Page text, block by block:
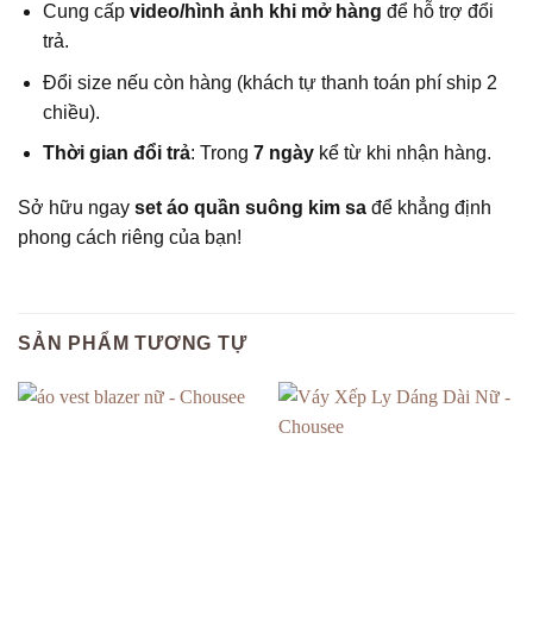
Cung cấp video/hình ảnh khi mở hàng để hỗ trợ đổi
trả.
Đổi size nếu còn hàng (khách tự thanh toán phí ship 2
chiều).
Thời gian đổi trả: Trong 7 ngàykể từ khi nhận hàng.
Sở hữu ngay set áo quần suông kim sa để khẳng định
phong cách riêng của bạn!
SẢN PHẨM TƯƠNG TỰ